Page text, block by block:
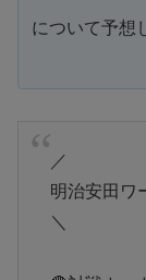
について予想
／
明治安田ワ
＼